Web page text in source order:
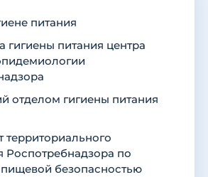
питания
гигиены питания центра
отделом гигиены питания
территориального
Роспотребнадзора по
пищевой безопасностью